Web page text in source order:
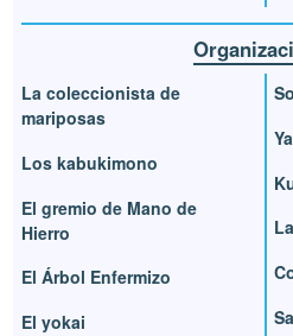
La coleccionista de
mariposas
Los kabukimono
El gremio de Mano de
Hierro
El Árbol Enfermizo
El yokai